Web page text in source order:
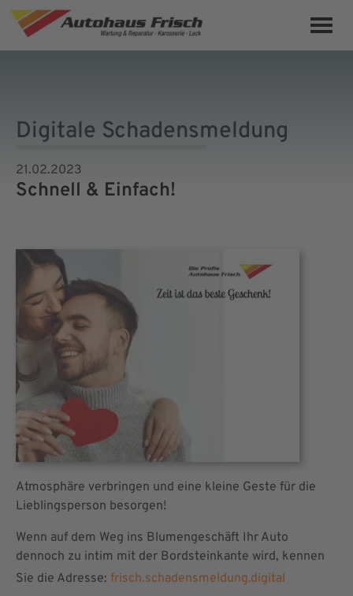
Digitale Schadensmeldung
21.02.2023
Schnell & Einfach!
Atmosphäre verbringen und eine kleine Geste für die
Lieblingsperson besorgen!
Wenn auf dem Weg ins Blumengeschäft Ihr Auto
dennoch zu intim mit der Bordsteinkante wird, kennen
Sie die Adresse: frisch.schadensmeldung.digital